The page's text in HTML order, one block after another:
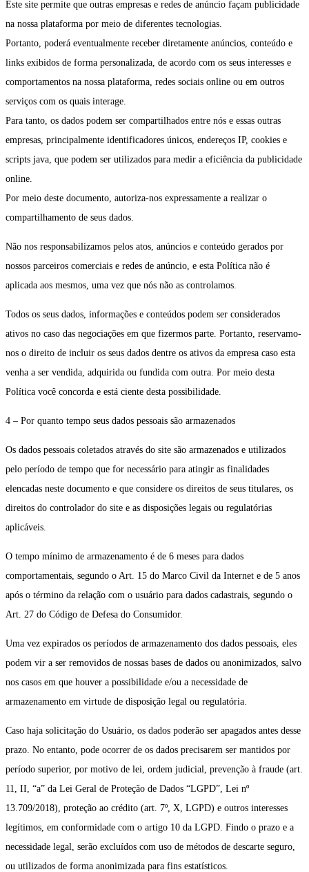
Este site permite que outras empresas e redes de anúncio façam publicidade
na nossa plataforma por meio de diferentes tecnologias.
Portanto, poderá eventualmente receber diretamente anúncios, conteúdo e
links exibidos de forma personalizada, de acordo com os seus interesses e
comportamentos na nossa plataforma, redes sociais online ou em outros
serviços com os quais interage.
Para tanto, os dados podem ser compartilhados entre nós e essas outras
empresas, principalmente identificadores únicos, endereços IP, cookies e
scripts java, que podem ser utilizados para medir a eficiência da publicidade
online.
Por meio deste documento, autoriza-nos expressamente a realizar o
compartilhamento de seus dados.
Não nos responsabilizamos pelos atos, anúncios e conteúdo gerados por
nossos parceiros comerciais e redes de anúncio, e esta Política não é
aplicada aos mesmos, uma vez que nós não as controlamos.
Todos os seus dados, informações e conteúdos podem ser considerados
ativos no caso das negociações em que fizermos parte. Portanto, reservamo-
nos o direito de incluir os seus dados dentre os ativos da empresa caso esta
venha a ser vendida, adquirida ou fundida com outra. Por meio desta
Política você concorda e está ciente desta possibilidade.
4 – Por quanto tempo seus dados pessoais são armazenados
Os dados pessoais coletados através do site são armazenados e utilizados
pelo período de tempo que for necessário para atingir as finalidades
elencadas neste documento e que considere os direitos de seus titulares, os
direitos do controlador do site e as disposições legais ou regulatórias
aplicáveis.
O tempo mínimo de armazenamento é de 6 meses para dados
comportamentais, segundo o Art. 15 do Marco Civil da Internet e de 5 anos
após o término da relação com o usuário para dados cadastrais, segundo o
Art. 27 do Código de Defesa do Consumidor.
Uma vez expirados os períodos de armazenamento dos dados pessoais, eles
podem vir a ser removidos de nossas bases de dados ou anonimizados, salvo
nos casos em que houver a possibilidade e/ou a necessidade de
armazenamento em virtude de disposição legal ou regulatória.
Caso haja solicitação do Usuário, os dados poderão ser apagados antes desse
prazo. No entanto, pode ocorrer de os dados precisarem ser mantidos por
período superior, por motivo de lei, ordem judicial, prevenção à fraude (art.
11, II, “a” da Lei Geral de Proteção de Dados “LGPD”, Lei nº
13.709/2018), proteção ao crédito (art. 7º, X, LGPD) e outros interesses
legítimos, em conformidade com o artigo 10 da LGPD. Findo o prazo e a
necessidade legal, serão excluídos com uso de métodos de descarte seguro,
ou utilizados de forma anonimizada para fins estatísticos.